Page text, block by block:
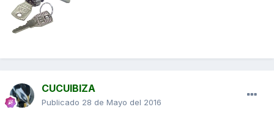
CUCUIBIZA
Publicado 28 de Mayo del 2016